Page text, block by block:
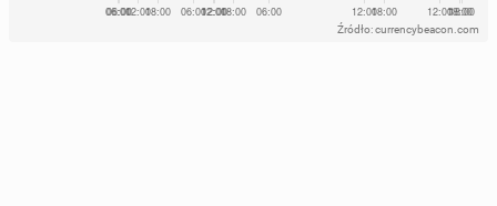
Źródło: currencybeacon.com